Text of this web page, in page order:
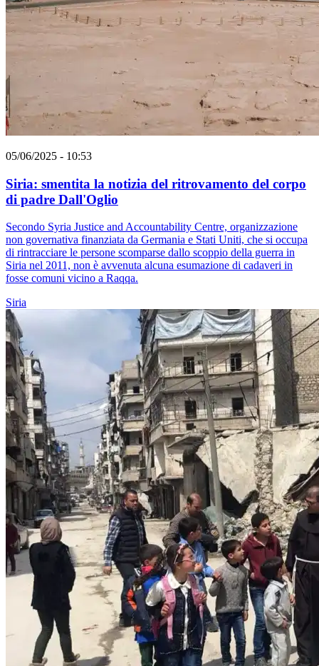
05/06/2025 - 10:53
Siria: smentita la notizia del ritrovamento del corpo
di padre Dall'Oglio
Secondo Syria Justice and Accountability Centre, organizzazione
non governativa finanziata da Germania e Stati Uniti, che si occupa
di rintracciare le persone scomparse dallo scoppio della guerra in
Siria nel 2011, non è avvenuta alcuna esumazione di cadaveri in
fosse comuni vicino a Raqqa.
Siria